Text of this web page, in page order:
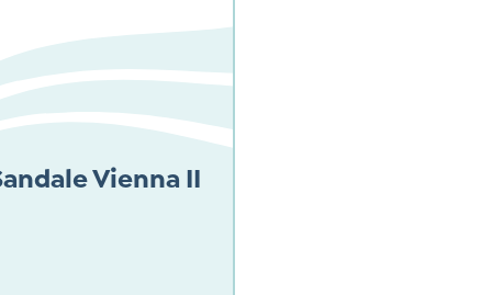
Vienna II